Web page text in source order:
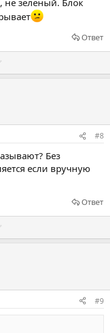
а
т
п
р
в
Ответ
о
с
в
а
т
р
о
#8
Без
если вручную
Ответ
о
с
в
#9